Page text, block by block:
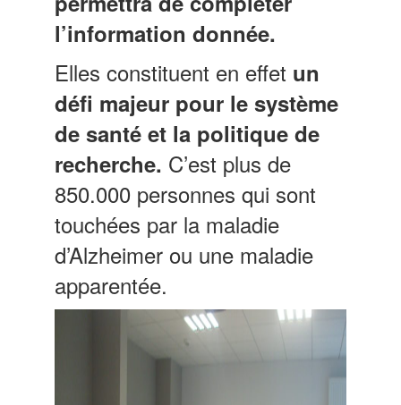
l’information donnée.
Elles constituent en effet un
défi majeur pour le système
de santé et la politique de
recherche. C’est plus de
850.000 personnes qui sont
touchées par la maladie
d’Alzheimer ou une maladie
apparentée.